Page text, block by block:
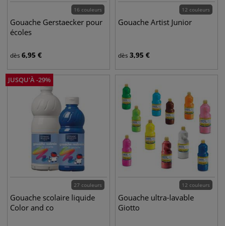
16 couleurs
Gouache Gerstaecker pour
écoles
dès 6,95 €
12 couleurs
Gouache Artist Junior
dès 3,95 €
JUSQU'À-29%
27 couleurs
Gouache scolaire liquide
Color and co
12 couleurs
Gouache ultra-lavable
Giotto